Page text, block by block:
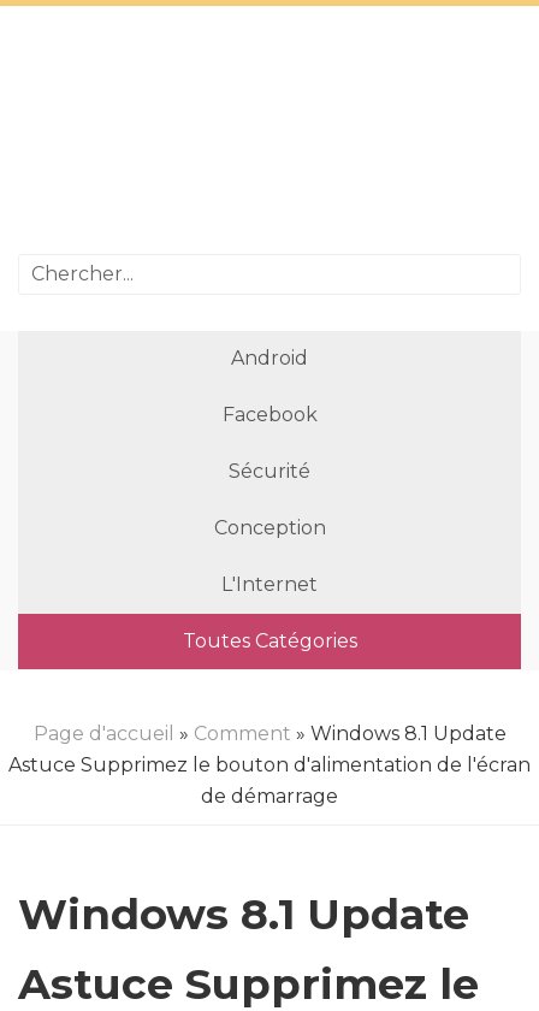
Android
Facebook
Sécurité
Conception
L'Internet
Toutes Catégories
Page d'accueil » Comment » Windows 8.1 Update
Astuce Supprimez le bouton d'alimentation de l'écran
de démarrage
Windows 8.1 Update
Astuce Supprimez le